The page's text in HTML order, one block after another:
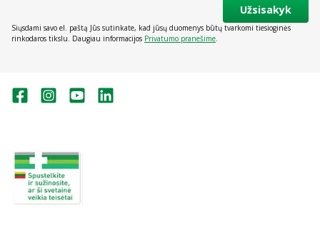
Užsisakyk
Siųsdami savo el. paštą Jūs sutinkate, kad jūsų duomenys būtų tvarkomi tiesioginės
rinkodaros tikslu. Daugiau informacijos Privatumo pranešime.